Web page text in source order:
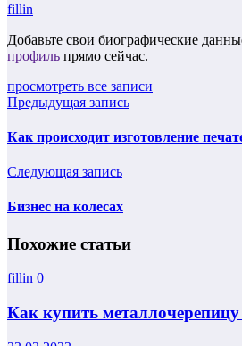
fillin
Добавьте свои биографические
профиль прямо сейчас.
просмотреть все записи
Предыдущая запись
Как происходит изготовление
Следующая запись
Бизнес на колесах
Похожие статьи
fillin 0
Как купить